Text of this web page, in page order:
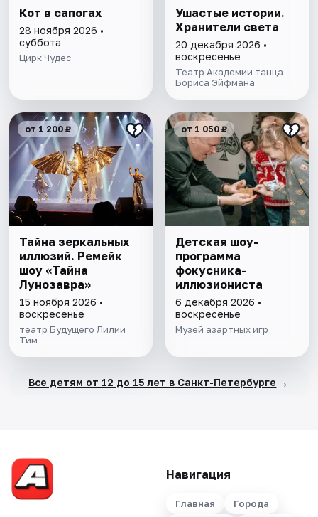
Кот в сапогах
28 ноября 2026 •
суббота
Цирк Чудес
Ушастые истории.
Хранители света
20 декабря 2026 •
воскресенье
Театр Академии танца
Бориса Эйфмана
от 1 200 ₽
Тайна зеркальных
иллюзий. Ремейк
шоу «Тайна
Лунозавра»
15 ноября 2026 •
воскресенье
театр Будущего Лилии
Тим
от 1 050 ₽
Детская шоу-
программа
фокусника-
иллюзиониста
6 декабря 2026 •
воскресенье
Музей азартных игр
Все детям от 12 до 15 лет в Санкт-Петербурге →
Навигация
Главная Города